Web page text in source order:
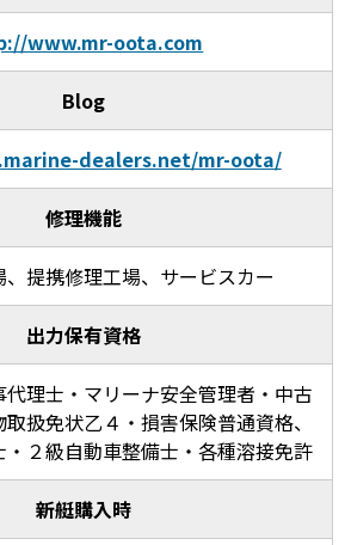
www.mr-oota.com
Blog
dealers.net/mr-oota/
修理機能
、提携修理工場、サービスカー
出力保有資格
理士・マリーナ安全管理者・中古
扱免状乙４・損害保険普通資格、
・２級自動車整備士・各種溶接免許
新艇購入時